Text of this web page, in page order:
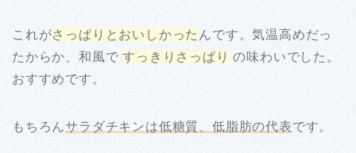
これがさっぱりとおいしかった んです。気温高めだっ
たからか、和風ですっきりさっぱり の味わいでした。
おすすめです。
もちろんサラダチキンは低糖質、低脂肪の代表です。